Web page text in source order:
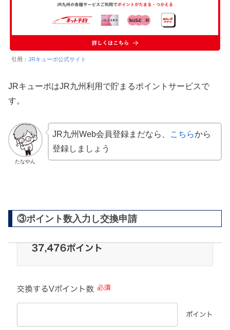
引用： JRキューポ公式サイト
JRキューポはJR九州利用で貯まるポイントサービスで
す。
たなやん
JR九州Web会員登録まだなら、 こちらから
登録しましょう
③ポイント数入力し交換申請